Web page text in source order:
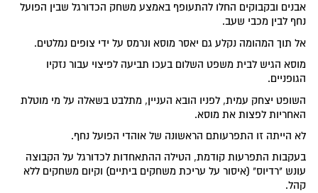
אבנים ובקבוקים החלו להתעופף באמצע משחק הכדורגל שבין הפועל
נחף לבין מכבי שעב.
אל תוך המהומה נקלע גם יאסר מוסא ונרמס על ידי צופים נמלטים.
מוסא הגיש לבית משפט השלום בעכו תביעה לפיצוי עבור נזקיו
הגופניים.
השופט יצחק עמית, לפניו הובא העניין, מתלבט בשאלה על מי מוטלת
האחריות לפצות את מוסא.
לא הייתה זו התפרעותם הראשונה של אוהדי הפועל נחף.
בעקבות התפרעות קודמת, הטילה ההתאחדות לכדורגל על הקבוצה
עונש "רדיוס" (איסור על עריכת משחקים ביתיים) וקיום משחקים ללא
קהל.